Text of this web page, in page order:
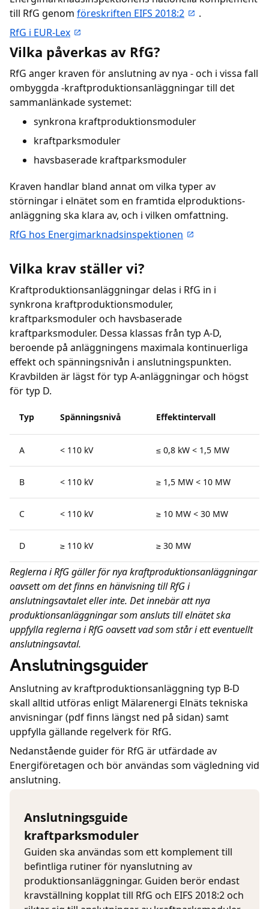
till RfG genom föreskriften EIFS 2018:2
.
RfG i EUR-Lex
Vilka påverkas av RfG?
RfG anger kraven för anslutning av nya - och i vissa fall
ombyggda -kraftproduktionsanläggningar till det
sammanlänkade systemet:
synkrona kraftproduktionsmoduler
kraftparksmoduler
havsbaserade kraftparksmoduler
Kraven handlar bland annat om vilka typer av
störningar i elnätet som en framtida elproduktions­
anläggning ska klara av, och i vilken omfattning.
RfG hos Energimarknadsinspektionen
Vilka krav ställer vi?
Kraftproduktionsanläggningar delas i RfG in i
synkrona kraftproduktionsmoduler,
kraftparksmoduler och havsbaserade
kraftparksmoduler. Dessa klassas från typ A-D,
beroende på anläggningens maximala kontinuerliga
effekt och spänningsnivån i anslutningspunkten.
Kravbilden är lägst för typ A-anläggningar och högst
för typ D.
Typ Spänningsnivå Effektintervall
A < 110 kV ≤ 0,8 kW < 1,5 MW
B < 110 kV ≥ 1,5 MW < 10 MW
C < 110 kV ≥ 10 MW < 30 MW
D ≥ 110 kV ≥ 30 MW
Reglerna i RfG gäller för nya kraftproduktionsanläggningar
oavsett om det finns en hänvisning till RfG i
anslutningsavtalet eller inte. Det innebär att nya
produktionsanläggningar som ansluts till elnätet ska
uppfylla reglerna i RfG oavsett vad som står i ett eventuellt
anslutningsavtal.
Anslutningsguider
Anslutning av kraftproduktionsanläggning typ B-D
skall alltid utföras enligt Mälarenergi Elnäts tekniska
anvisningar (pdf finns längst ned på sidan) samt
uppfylla gällande regelverk för RfG.
Nedanstående guider för RfG är utfärdade av
Energiföretagen och bör användas som vägledning vid
anslutning.
Anslutningsguide
kraftparksmoduler
Guiden ska användas som ett komplement till
befintliga rutiner för nyanslutning av
produktionsanläggningar. Guiden berör endast
kravställning kopplat till RfG och EIFS 2018:2 och